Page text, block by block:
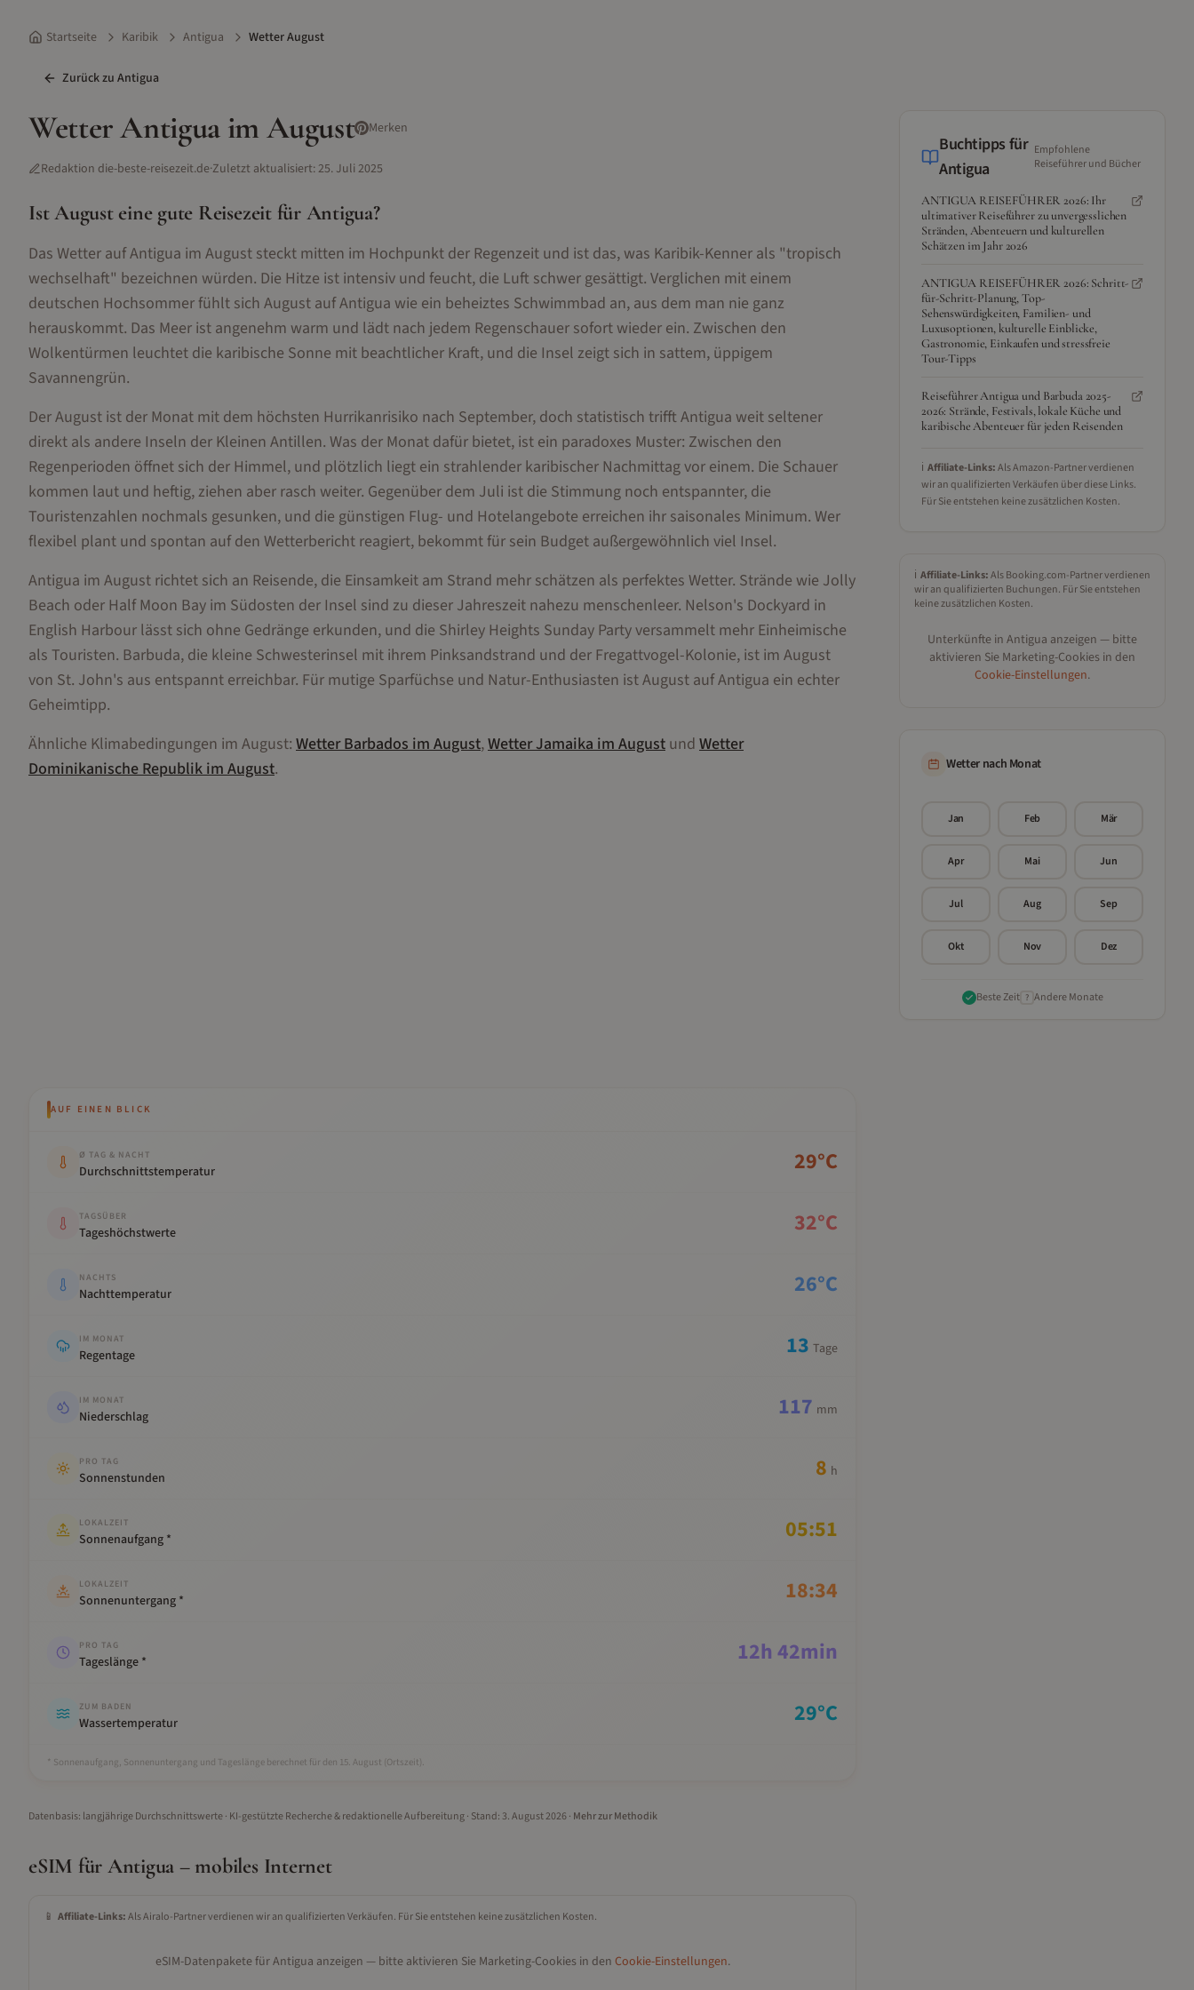
Startseite Karibik Antigua Wetter August
Zurück zu Antigua
WetterAntiguaim August Merken
Redaktion die-beste-reisezeit.de·Zuletzt aktualisiert:25. Juli 2025
IstAugusteine gute Reisezeit für Antigua?
Das Wetter auf Antigua im August steckt mitten im Hochpunkt der Regenzeit und ist das, was Karibik-Kenner als "tropisch
wechselhaft" bezeichnen würden. Die Hitze ist intensiv und feucht, die Luft schwer gesättigt. Verglichen mit einem
deutschen Hochsommer fühlt sich August auf Antigua wie ein beheiztes Schwimmbad an, aus dem man nie ganz
herauskommt. Das Meer ist angenehm warm und lädt nach jedem Regenschauer sofort wieder ein. Zwischen den
Wolkentürmen leuchtet die karibische Sonne mit beachtlicher Kraft, und die Insel zeigt sich in sattem, üppigem
Savannengrün.
Der August ist der Monat mit dem höchsten Hurrikanrisiko nach September, doch statistisch trifft Antigua weit seltener
direkt als andere Inseln der Kleinen Antillen. Was der Monat dafür bietet, ist ein paradoxes Muster: Zwischen den
Regenperioden öffnet sich der Himmel, und plötzlich liegt ein strahlender karibischer Nachmittag vor einem. Die Schauer
kommen laut und heftig, ziehen aber rasch weiter. Gegenüber dem Juli ist die Stimmung noch entspannter, die
Touristenzahlen nochmals gesunken, und die günstigen Flug- und Hotelangebote erreichen ihr saisonales Minimum. Wer
flexibel plant und spontan auf den Wetterbericht reagiert, bekommt für sein Budget außergewöhnlich viel Insel.
Antigua im August richtet sich an Reisende, die Einsamkeit am Strand mehr schätzen als perfektes Wetter. Strände wie Jolly
Beach oder Half Moon Bay im Südosten der Insel sind zu dieser Jahreszeit nahezu menschenleer. Nelson's Dockyard in
English Harbour lässt sich ohne Gedränge erkunden, und die Shirley Heights Sunday Party versammelt mehr Einheimische
als Touristen. Barbuda, die kleine Schwesterinsel mit ihrem Pinksandstrand und der Fregattvogel-Kolonie, ist im August
von St. John's aus entspannt erreichbar. Für mutige Sparfüchse und Natur-Enthusiasten ist August auf Antigua ein echter
Geheimtipp.
Ähnliche Klimabedingungen im August: WetterBarbadosimAugust,WetterJamaikaimAugust und Wetter
Dominikanische RepublikimAugust.
AUF EINEN BLICK
Ø TAG & NACHT
Durchschnittstemperatur 29°C
TAGSÜBER
Tageshöchstwerte 32°C
NACHTS
Nachttemperatur 26°C
IM MONAT
Regentage 13 Tage
IM MONAT
Niederschlag 117 mm
PRO TAG
Sonnenstunden 8 h
LOKALZEIT
Sonnenaufgang * 05:51
LOKALZEIT
Sonnenuntergang * 18:34
PRO TAG
Tageslänge * 12h 42min
ZUM BADEN
Wassertemperatur 29°C
* Sonnenaufgang, Sonnenuntergang und Tageslänge berechnet für den 15. August (Ortszeit).
Datenbasis: langjährige Durchschnittswerte · KI-gestützte Recherche & redaktionelle Aufbereitung· Stand: 3. August 2026· Mehr zur Methodik
eSIM für Antigua – mobiles Internet
📱 Affiliate-Links:Als Airalo-Partner verdienen wir an qualifizierten Verkäufen. Für Sie entstehen keine zusätzlichen Kosten.
eSIM-Datenpakete fürAntigua anzeigen — bitte aktivieren Sie Marketing-Cookies in den Cookie-Einstellungen.
Buchtipps für
Antigua
Empfohlene
Reiseführer und Bücher
ANTIGUA REISEFÜHRER 2026: Ihr
ultimativer Reiseführer zu unvergesslichen
Stränden, Abenteuern und kulturellen
Schätzen im Jahr 2026
ANTIGUA REISEFÜHRER 2026: Schritt-
für-Schritt-Planung, Top-
Sehenswürdigkeiten, Familien- und
Luxusoptionen, kulturelle Einblicke,
Gastronomie, Einkaufen und stressfreie
Tour-Tipps
Reiseführer Antigua und Barbuda 2025-
2026: Strände, Festivals, lokale Küche und
karibische Abenteuer für jeden Reisenden
ℹ️ Affiliate-Links:Als Amazon-Partner verdienen
wir an qualifizierten Verkäufen über diese Links.
Für Sie entstehen keine zusätzlichen Kosten.
ℹ️ Affiliate-Links:Als Booking.com-Partner verdienen
wir an qualifizierten Buchungen. Für Sie entstehen
keine zusätzlichen Kosten.
Unterkünfte in Antigua anzeigen — bitte
aktivieren Sie Marketing-Cookies in den
Cookie-Einstellungen.
Wetter nach Monat
Jan Feb Mär
Apr Mai Jun
Jul Aug Sep
Okt Nov Dez
Beste Zeit ? Andere Monate